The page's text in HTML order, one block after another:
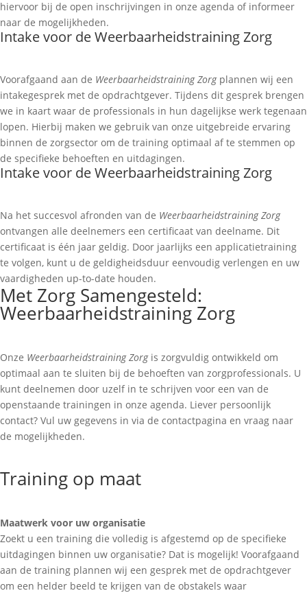
hiervoor bij de open inschrijvingen in onze agenda of informeer
naar de mogelijkheden.
Intake voor de Weerbaarheidstraining Zorg
Voorafgaand aan de Weerbaarheidstraining Zorgplannen wij een
intakegesprek met de opdrachtgever. Tijdens dit gesprek brengen
we in kaart waar de professionals in hun dagelijkse werk tegenaan
lopen. Hierbij maken we gebruik van onze uitgebreide ervaring
binnen de zorgsector om de training optimaal af te stemmen op
de specifieke behoeften en uitdagingen.
Intake voor de Weerbaarheidstraining Zorg
Na het succesvol afronden van de Weerbaarheidstraining Zorg
ontvangen alle deelnemers een certificaat van deelname. Dit
certificaat is één jaar geldig. Door jaarlijks een applicatietraining
te volgen, kunt u de geldigheidsduur eenvoudig verlengen en uw
vaardigheden up-to-date houden.
Met Zorg Samengesteld:
Weerbaarheidstraining Zorg
Onze Weerbaarheidstraining Zorgis zorgvuldig ontwikkeld om
optimaal aan te sluiten bij de behoeften van zorgprofessionals. U
kunt deelnemen door uzelf in te schrijven voor een van de
openstaande trainingen in onze agenda. Liever persoonlijk
contact? Vul uw gegevens in via de contactpagina en vraag naar
de mogelijkheden.
Training op maat
Maatwerk voor uw organisatie
Zoekt u een training die volledig is afgestemd op de specifieke
uitdagingen binnen uw organisatie? Dat is mogelijk! Voorafgaand
aan de training plannen wij een gesprek met de opdrachtgever
om een helder beeld te krijgen van de obstakels waar